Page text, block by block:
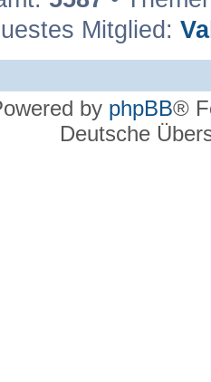
Mitglied:
by phpBB®
Deutsche